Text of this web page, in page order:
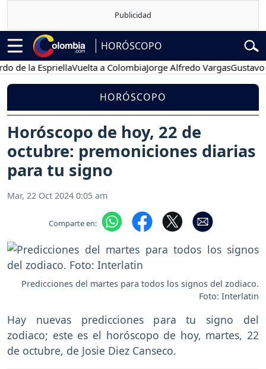
HORÓSCOPO
EspriellaVuelta a ColombiaJorge Alfredo VargasGustavo Petro
HORÓSCOPO
Horóscopo de hoy, 22 de
octubre: premoniciones diarias
para tu signo
Mar, 22 Oct 2024 0:05 am
Comparte en:
Predicciones del martes para todos los signos del zodiaco.
Foto: Interlatin
Hay nuevas predicciones para tu signo del
zodiaco; este es el horóscopo de hoy, martes, 22
de octubre, de Josie Diez Canseco.